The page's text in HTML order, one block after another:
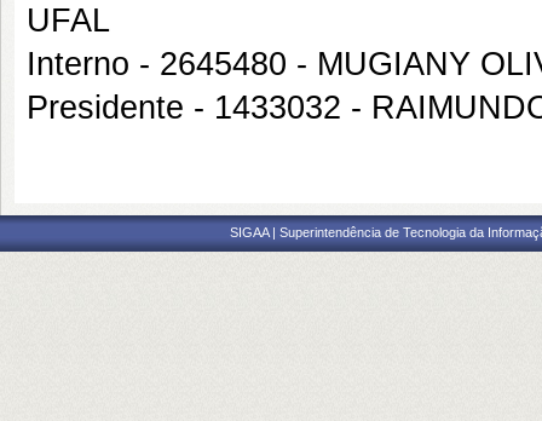
UFAL
Interno - 2645480 - MUGIANY
Presidente - 1433032 -
SIGAA | Superintendência de Tecnologia da